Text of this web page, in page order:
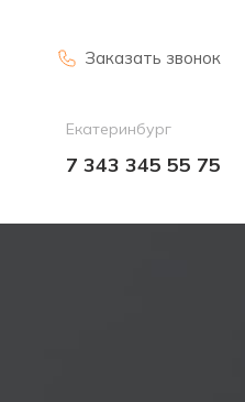
Заказать звонок
Екатеринбург
7 343 345 55 75